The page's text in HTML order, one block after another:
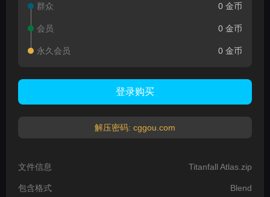
群众 0 金币
会员 0 金币
永久会员 0 金币
登录购买
解压密码: cggou.com
文件信息 Titanfall Atlas.zip
包含格式 Blend